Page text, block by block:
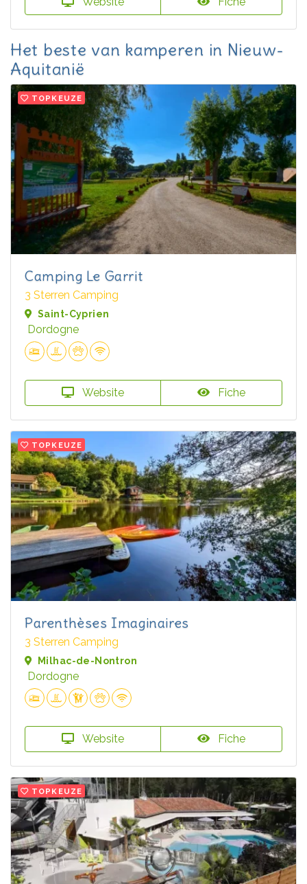
Het beste van kamperen in Nieuw-
Aquitanië
TOPKEUZE
Camping Le Garrit
3 Sterren Camping
Saint-Cyprien
Dordogne
Website Fiche
TOPKEUZE
Parenthèses Imaginaires
3 Sterren Camping
Milhac-de-Nontron
Dordogne
Website Fiche
TOPKEUZE